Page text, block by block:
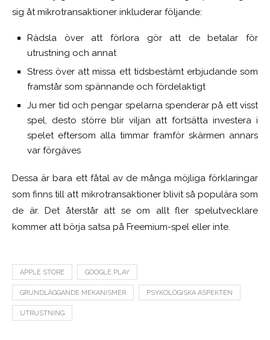
sig åt mikrotransaktioner inkluderar följande:
Rädsla över att förlora gör att de betalar för
utrustning och annat
Stress över att missa ett tidsbestämt erbjudande som
framstår som spännande och fördelaktigt
Ju mer tid och pengar spelarna spenderar på ett visst
spel, desto större blir viljan att fortsätta investera i
spelet eftersom alla timmar framför skärmen annars
var förgäves
Dessa är bara ett fåtal av de många möjliga förklaringar
som finns till att mikrotransaktioner blivit så populära som
de är. Det återstår att se om allt fler spelutvecklare
kommer att börja satsa på Freemium-spel eller inte.
APPLE STORE GOOGLE PLAY
GRUNDLÄGGANDE MEKANISMER PSYKOLOGISKA ASPEKTEN
UTRUSTNING